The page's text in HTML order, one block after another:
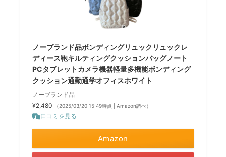
ノーブランド品ボンディングリュックリュックレ
ディース鞄キルティングクッションバッグノート
PCタブレットカメラ機器軽量多機能ボンディング
クッション通勤通学オフィスホワイト
ノーブランド品
¥2,480
（2025/03/20 15:49時点 | Amazon調べ）
口コミを見る
Amazon